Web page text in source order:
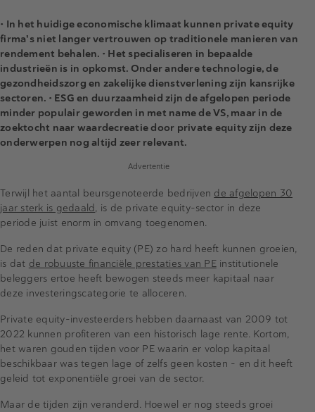
• In het huidige economische klimaat kunnen private equity
firma's niet langer vertrouwen op traditionele manieren van
rendement behalen. • Het specialiseren in bepaalde
industrieën is in opkomst. Onder andere technologie, de
gezondheidszorg en zakelijke dienstverlening zijn kansrijke
sectoren. • ESG en duurzaamheid zijn de afgelopen periode
minder populair geworden in met name de VS, maar in de
zoektocht naar waardecreatie door private equity zijn deze
onderwerpen nog altijd zeer relevant.
Advertentie
Terwijl het aantal beursgenoteerde bedrijven de afgelopen 30
jaar sterk is gedaald, is de private equity-sector in deze
periode juist enorm in omvang toegenomen.
De reden dat private equity (PE) zo hard heeft kunnen groeien,
is dat de robuuste financiële prestaties van PEinstitutionele
beleggers ertoe heeft bewogen steeds meer kapitaal naar
deze investeringscategorie te alloceren.
Private equity-investeerders hebben daarnaast van 2009 tot
2022 kunnen profiteren van een historisch lage rente. Kortom,
het waren gouden tijden voor PE waarin er volop kapitaal
beschikbaar was tegen lage of zelfs geen kosten – en dit heeft
geleid tot exponentiële groei van de sector.
Maar de tijden zijn veranderd. Hoewel er nog steeds groei